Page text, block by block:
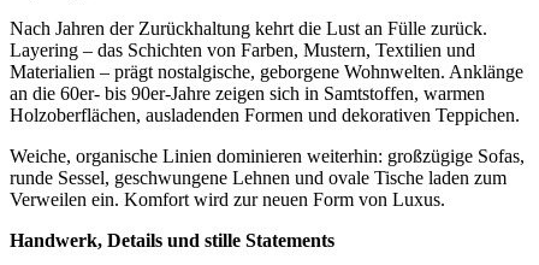
Nach Jahren der Zurückhaltung kehrt die Lust an Fülle zurück.
Layering – das Schichten von Farben, Mustern, Textilien und
Materialien – prägt nostalgische, geborgene Wohnwelten. Anklänge
an die 60er- bis 90er-Jahre zeigen sich in Samtstoffen, warmen
Holzoberflächen, ausladenden Formen und dekorativen Teppichen.
Weiche, organische Linien dominieren weiterhin: großzügige Sofas,
runde Sessel, geschwungene Lehnen und ovale Tische laden zum
Verweilen ein. Komfort wird zur neuen Form von Luxus.
Handwerk, Details und stille Statements